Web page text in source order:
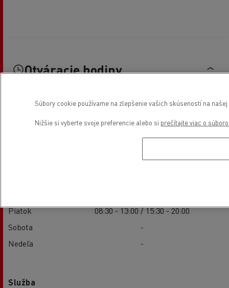
Otváracie hodiny
08:30 - 13:00 / 15:30 - 20:00
Piatok
08:30 - 13:00 / 15:30 - 20:00
Sobota
-
Nedeľa
-
Služba
Súbory cookie používame na zlepšenie vašich skúseností na
Nižšie si vyberte svoje preferencie alebo si prečítajte viac o